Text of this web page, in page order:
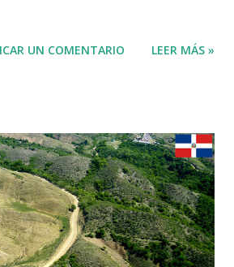
UN COMENTARIO LEER MÁS »